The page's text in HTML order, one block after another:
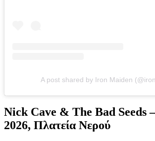
A post shared by Iron Maiden
Nick Cave & The Bad Seeds –
2026, Πλατεία Νερού